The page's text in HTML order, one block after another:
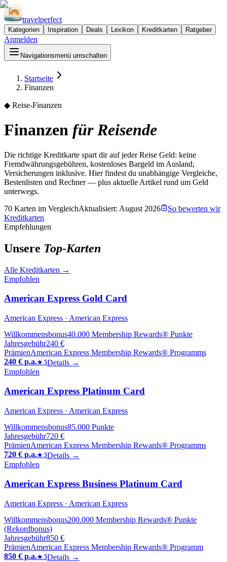
travelperfect
Kategorien Inspiration Deals Lexikon Kreditkarten Ratgeber
Anmelden
Navigationsmenü umschalten
Startseite
Finanzen
◆ Reise-Finanzen
Finanzen für Reisende
Die richtige Kreditkarte spart dir auf jeder Reise Geld: keine
Fremdwährungsgebühren, kostenloses Bargeld im Ausland,
Versicherungen inklusive. Hier findest du unabhängige Vergleiche,
Bestenlisten und Rechner — plus aktuelle Artikel rund um Geld
unterwegs.
70 Karten im VergleichAktualisiert: August 2026
So bewerten wir
Kreditkarten
Empfehlungen
Unsere Top-Karten
Alle Kreditkarten →
Empfohlen
American Express Gold Card
American Express · American Express
Willkommensbonus40.000 Membership Rewards® Punkte
Jahresgebühr240 €
PrämienAmerican Express Membership Rewards® Programms
240 € p.a.★ 5Details →
Empfohlen
American Express Platinum Card
American Express · American Express
Willkommensbonus85.000 Punkte
Jahresgebühr720 €
PrämienAmerican Express Membership Rewards® Programms
720 € p.a.★ 5Details →
Empfohlen
American Express Business Platinum Card
American Express · American Express
Willkommensbonus200.000 Membership Rewards® Punkte
(Rekordbonus)
Jahresgebühr850 €
PrämienAmerican Express Membership Rewards® Programm
850 € p.a.★ 5Details →